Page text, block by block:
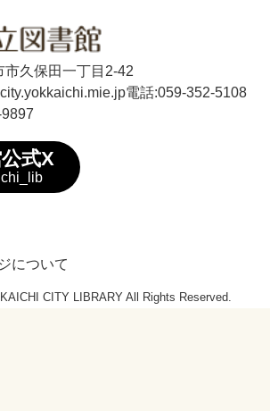
市久保田一丁目2-42
電話:059-352-5108
式X
について
CITY LIBRARY All Rights Reserved.